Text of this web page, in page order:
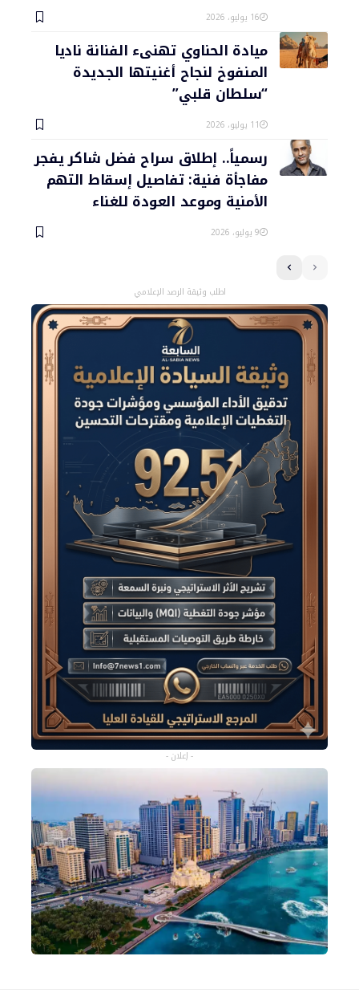
16 يوليو، 2026
ميادة الحناوي تهنىء الفنانة ناديا
المنفوخ لنجاح أغنيتها الجديدة
“سلطان قلبي”
11 يوليو، 2026
رسمياً.. إطلاق سراح فضل شاكر يفجر
مفاجأة فنية: تفاصيل إسقاط التهم
الأمنية وموعد العودة للغناء
9 يوليو، 2026
اطلب وثيقة الرصد الإعلامي
- إعلان -